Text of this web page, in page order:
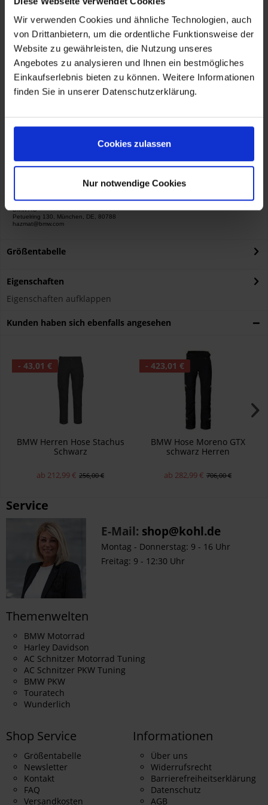
Wir verwenden Cookies und ähnliche Technologien, auch
von Drittanbietern, um die ordentliche Funktionsweise der
Website zu gewährleisten, die Nutzung unseres
Angebotes zu analysieren und Ihnen ein bestmögliches
Einkaufserlebnis bieten zu können. Weitere Informationen
finden Sie in unserer Datenschutzerklärung.
Cookies zulassen
Nur notwendige Cookies
76128504864 Größe: M
76128504865 Größe: L
76128504866 Größe: XL
76128504867 Größe: XXL
76128504868 Größe: 3XL
Herstellerinformationen
BMW AG
KOHL automobile GmbH eCom
BMW AG
Petuelring 130, München, DE, 80788
hazmat@bmw.com
Größentabelle
Eigenschaften
Eigenschaften aufklappen
Kunden haben sich ebenfalls angesehen
- 43,01 €
BMW Herren Hose Stachus
Schwarz
ab 212,99 € 256,00 €
- 423,01 €
BMW Hose Moreno GTX
schwarz Herren
ab 282,99 € 706,00 €
Service
E-Mail: shop@kohl.de
Montag - Donnerstag: 9 - 16 Uhr
Freitag: 9 - 12:30 Uhr
Themenwelten
BMW Motorrad
Harley Davidson
AC Schnitzer Motorrad Tuning
AC Schnitzer PKW Tuning
BMW PKW
Touratech
Wunderlich
Shop Service
Größentabelle
Newsletter
Kontakt
FAQ
Versandkosten
Informationen
Über uns
Widerrufsrecht
Barrierefreiheitserklärung
Datenschutz
AGB